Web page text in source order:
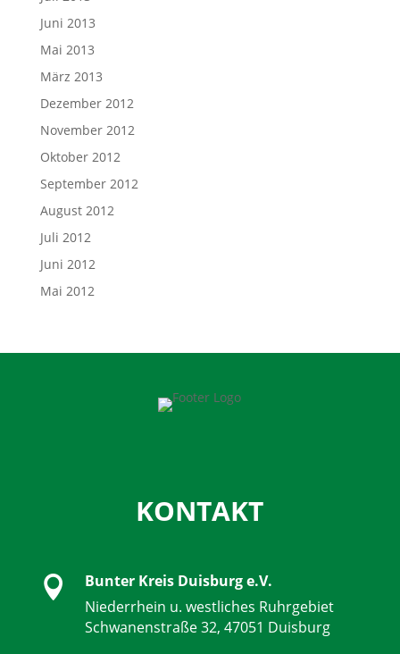
Juni 2013
Mai 2013
März 2013
Dezember 2012
November 2012
Oktober 2012
September 2012
August 2012
Juli 2012
Juni 2012
Mai 2012
KONTAKT

Bunter Kreis Duisburg e.V.
Niederrhein u. westliches Ruhrgebiet
Schwanenstraße 32, 47051 Duisburg